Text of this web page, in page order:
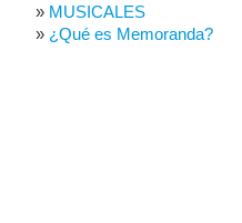
MUSICALES
¿Qué es Memoranda?